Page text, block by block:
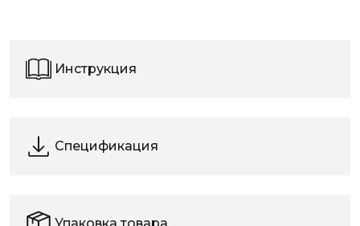
Инструкция
Спецификация
Упаковка товара